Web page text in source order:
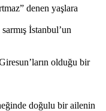
denen yaşlara
İstanbul’un
olduğu bir
doğulu bir ailenin